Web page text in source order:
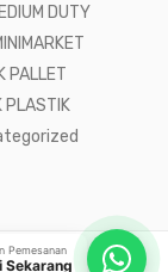
DUTY
PALLET
PLASTIK
Pemesanan
Sekarang